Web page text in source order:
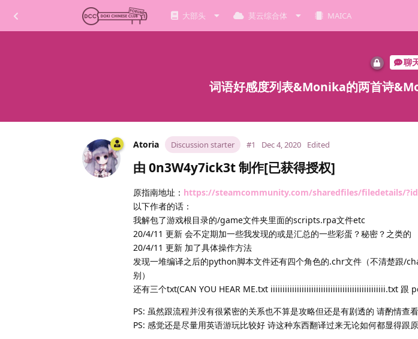
大部头 莫云综合体 MAICA
聊
词语好感度列表&Monika的两首诗
Atoria Discussion starter #1 Dec 4, 2020 Edited
由 0n3W4y7ick3t 制作[已获得授权]
原指南地址： https://steamcommunity.com/sharedfiles/filedetails/
以下作者的话：
我解包了游戏根目录的/game文件夹里面的scripts.rpa文件etc
20/4/11 更新 会不定期加一些我发现的或是汇总的一些彩蛋？秘密？之类的
20/4/11 更新 加了具体操作方法
发现一堆编译之后的python脚本文件还有四个角色的.chr文件（不清楚跟/
别）
还有三个txt(CAN YOU HEAR ME.txt iiiiiiiiiiiiiiiiiiiiiiiiiiiiiiiiiiiiiiiiiiiiiiii.txt 跟
PS: 虽然跟流程并没有很紧密的关系也不算是攻略但还是有剧透的 请酌情查看
PS: 感觉还是尽量用英语游玩比较好 诗这种东西翻译过来无论如何都显得跟